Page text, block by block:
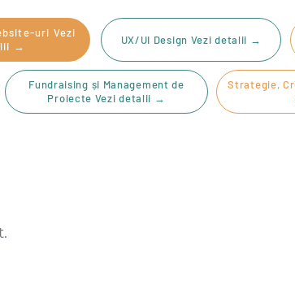
uri Vezi
→
UX/UI Design Vezi detalii →
Fundraising și Management de
Proiecte Vezi detalii →
Strategie,